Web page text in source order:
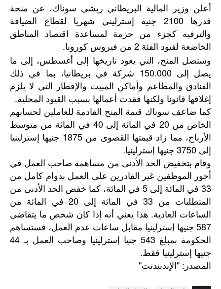
أعلن وزير المالية البريطاني ريشي سوناك، عن منحة
قدرها 2100 جنيه إسترليني شهريا لقطاع الضيافة
والترفيه كجزء من حزمة لمساعدة اقتصاد المناطق
الخاضعة لقيود الفئة 2 من فيروس كورونا.
وستصل المنح، التي يعود تاريخها إلى أغسطس، إلى ما
يصل إلى 150.000 شركة في بريطانيا، بما في ذلك
الفنادق والمطاعم وأماكن المبيت والإفطار التي لا يلزم
إغلاقها قانونا ولكنها فقدت أعمالها بسبب القيود المحلية.
كما ضاعف سوناك قيمة المنح القادمة للعاملين لحسابهم
الخاص من 20 في المائة إلى 40 في المائة من متوسط
الأرباح، مما زاد قيمتها القصوى من 1875 جنيها إسترلينيا
إلى 3750 جنيها إسترلينيا.
وقام بتخفيض الحد الأدنى من مساهمة صاحب العمل في
أجور الموظفين غير القادرين على العمل بدوام كامل من
33 في المائة إلى 5 في المائة، كما خفض الحد الأدنى من
المتطلبات من 33 في المائة إلى 20 في المائة من
الساعات العادية. هذا يعني أنه إذا كان شخص ما يتقاضى
587 جنيها إسترلينيا مقابل ساعات عدم العمل، فستساهم
الحكومة بمبلغ 543 جنيا إسترلينيا وصاحب العمل بـ 44
جنيها إسترلينيا فقط.
المصدر : "الإندبندنت"